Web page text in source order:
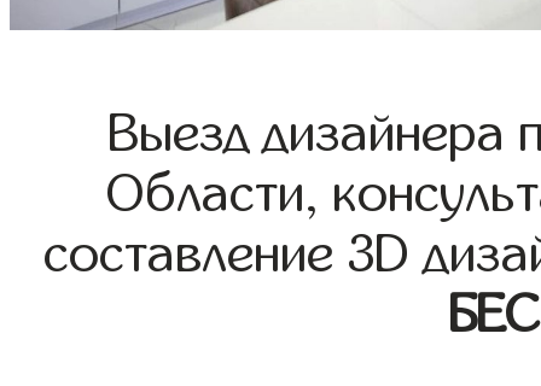
Выезд дизайнера
Области,
составление 3D